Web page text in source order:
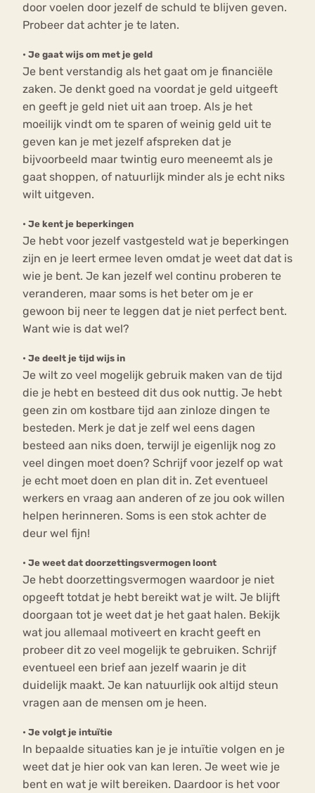
door voelen door jezelf de schuld te blijven geven.
Probeer dat achter je te laten.
• Je gaat wijs om met je geld
Je bent verstandig als het gaat om je financiële
zaken. Je denkt goed na voordat je geld uitgeeft
en geeft je geld niet uit aan troep. Als je het
moeilijk vindt om te sparen of weinig geld uit te
geven kan je met jezelf afspreken dat je
bijvoorbeeld maar twintig euro meeneemt als je
gaat shoppen, of natuurlijk minder als je echt niks
wilt uitgeven.
• Je kent je beperkingen
Je hebt voor jezelf vastgesteld wat je beperkingen
zijn en je leert ermee leven omdat je weet dat dat is
wie je bent. Je kan jezelf wel continu proberen te
veranderen, maar soms is het beter om je er
gewoon bij neer te leggen dat je niet perfect bent.
Want wie is dat wel?
• Je deelt je tijd wijs in
Je wilt zo veel mogelijk gebruik maken van de tijd
die je hebt en besteed dit dus ook nuttig. Je hebt
geen zin om kostbare tijd aan zinloze dingen te
besteden. Merk je dat je zelf wel eens dagen
besteed aan niks doen, terwijl je eigenlijk nog zo
veel dingen moet doen? Schrijf voor jezelf op wat
je echt moet doen en plan dit in. Zet eventueel
werkers en vraag aan anderen of ze jou ook willen
helpen herinneren. Soms is een stok achter de
deur wel fijn!
• Je weet dat doorzettingsvermogen loont
Je hebt doorzettingsvermogen waardoor je niet
opgeeft totdat je hebt bereikt wat je wilt. Je blijft
doorgaan tot je weet dat je het gaat halen. Bekijk
wat jou allemaal motiveert en kracht geeft en
probeer dit zo veel mogelijk te gebruiken. Schrijf
eventueel een brief aan jezelf waarin je dit
duidelijk maakt. Je kan natuurlijk ook altijd steun
vragen aan de mensen om je heen.
• Je volgt je intuïtie
In bepaalde situaties kan je je intuïtie volgen en je
weet dat je hier ook van kan leren. Je weet wie je
bent en wat je wilt bereiken. Daardoor is het voor